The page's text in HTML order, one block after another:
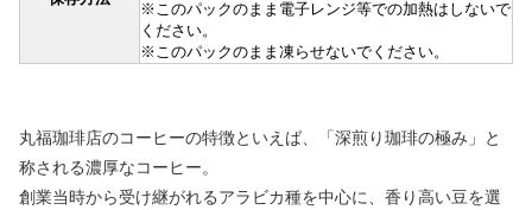
※このパックのまま電子レンジ等での加熱はしないで
ください。
※このパックのまま凍らせないでください。
丸福珈琲店のコーヒーの特徴といえば、「深煎り珈琲の極み」と
称される濃厚なコーヒー。
創業当時から受け継がれるアラビカ種を中心に、香り高い豆を選